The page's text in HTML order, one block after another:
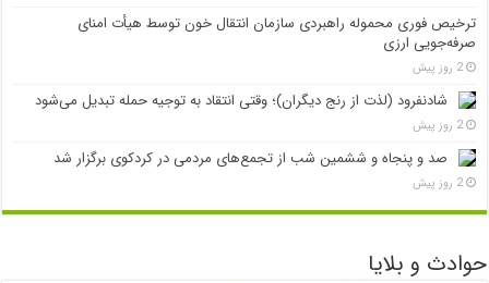
ترخیص فوری محموله راهبردی سازمان انتقال خون توسط هیأت امنای
صرفه‌جویی ارزی
2 روز پیش
شادنفرود (لذت از رنج دیگران)؛ وقتی انتقاد به توجیه حمله تبدیل می‌شود
2 روز پیش
صد و پنجاه‌ و ششمین شب از تجمع‌های مردمی در کردکوی برگزار شد
2 روز پیش
حوادث و بلایا